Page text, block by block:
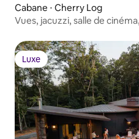
Cabane ⋅ Cherry Log
Vues, jacuzzi, salle de
Luxe
Luxe